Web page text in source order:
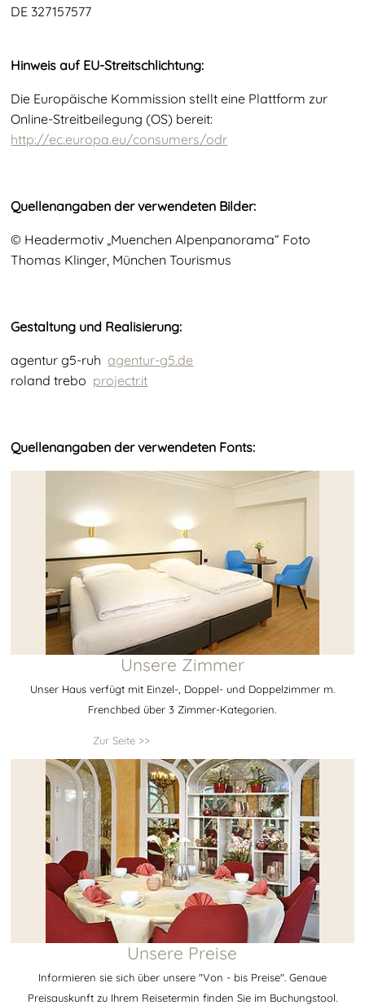
DE 327157577
Hinweis auf EU-Streitschlichtung:
Die Europäische Kommission stellt eine Plattform zur
Online-Streitbeilegung (OS) bereit:
http://ec.europa.eu/consumers/odr
Quellenangaben der verwendeten Bilder:
© Headermotiv „Muenchen Alpenpanorama“ Foto
Thomas Klinger, München Tourismus
Gestaltung und Realisierung:
agentur g5-ruh agentur-g5.de
roland trebo projectr.it
Quellenangaben der verwendeten Fonts:
Unsere Zimmer
Unser Haus verfügt mit Einzel-, Doppel- und Doppelzimmer m.
Frenchbed über 3 Zimmer-Kategorien.
Zur Seite >>
Unsere Preise
Informieren sie sich über unsere "Von - bis Preise". Genaue
Preisauskunft zu Ihrem Reisetermin finden Sie im Buchungstool.